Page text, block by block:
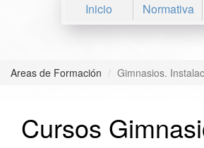
Inicio Normativa
Areas de Formación Gimnasios.
Cursos